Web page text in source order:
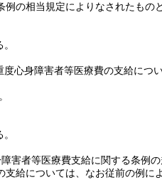
の相当規定によりなされたもの
心身障害者等医療費の支給につ
害者等医療費支給に関する条例
給については、なお従前の例によ